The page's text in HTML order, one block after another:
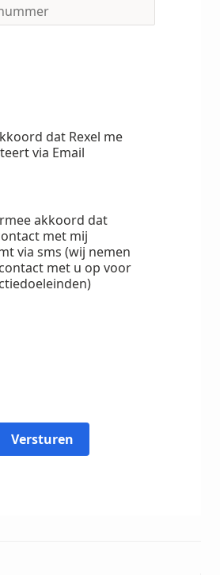
dat Rexel me
via Email
akkoord dat
met mij
via sms (wij nemen
met u op voor
Versturen